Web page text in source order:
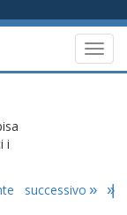
i
successivo » »|